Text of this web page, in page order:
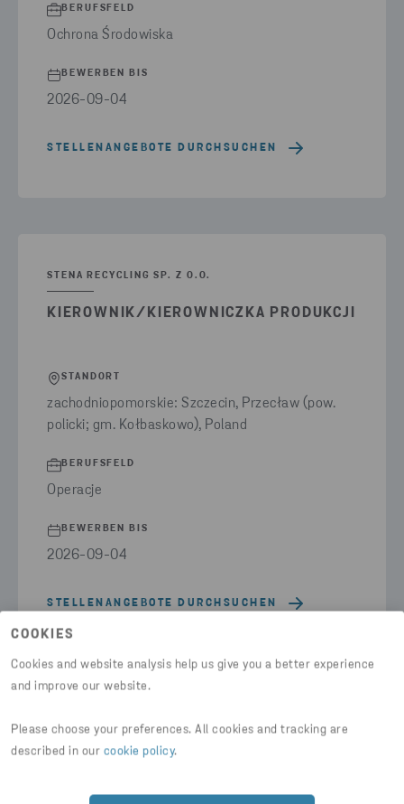
COOKIES
Cookies and website analysis help us give you a better experience
and improve our website.
Please choose your preferences. All cookies and tracking are
described in our cookie policy.
BERUFSFELD
Ochrona Środowiska
BEWERBEN BIS
2026-09-04
STELLENANGEBOTE DURCHSUCHEN
STENA RECYCLING SP. Z O.O.
KIEROWNIK/KIEROWNICZKA PRODUKCJI
STANDORT
zachodniopomorskie: Szczecin, Przecław (pow.
policki; gm. Kołbaskowo), Poland
BERUFSFELD
Operacje
BEWERBEN BIS
2026-09-04
STELLENANGEBOTE DURCHSUCHEN
STENA RECYCLING SP. Z O.O.
OCHRONY ŚRODOWISKA